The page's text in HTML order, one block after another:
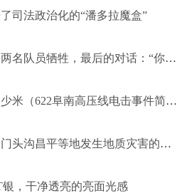
司法政治化的“潘多拉魔盒”
对话：“你把救生圈套上”，家属拒绝接受捐款：尊重他们的愿望
（622阜南高压线电击事件简介）
沟昌平等地发生地质灾害的风险很高
，干净透亮的亮面光感